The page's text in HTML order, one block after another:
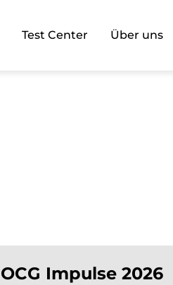
Test Center Über uns
OCG Impulse 2026